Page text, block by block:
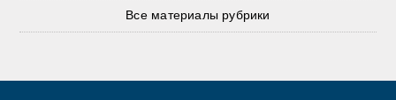
Все материалы рубрики